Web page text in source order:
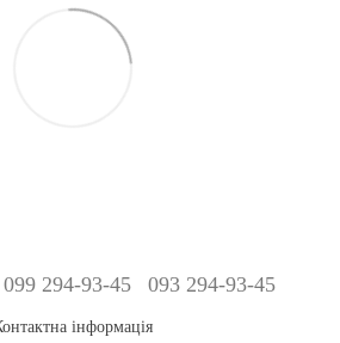
099 294-93-45 093 294-93-45
інформація